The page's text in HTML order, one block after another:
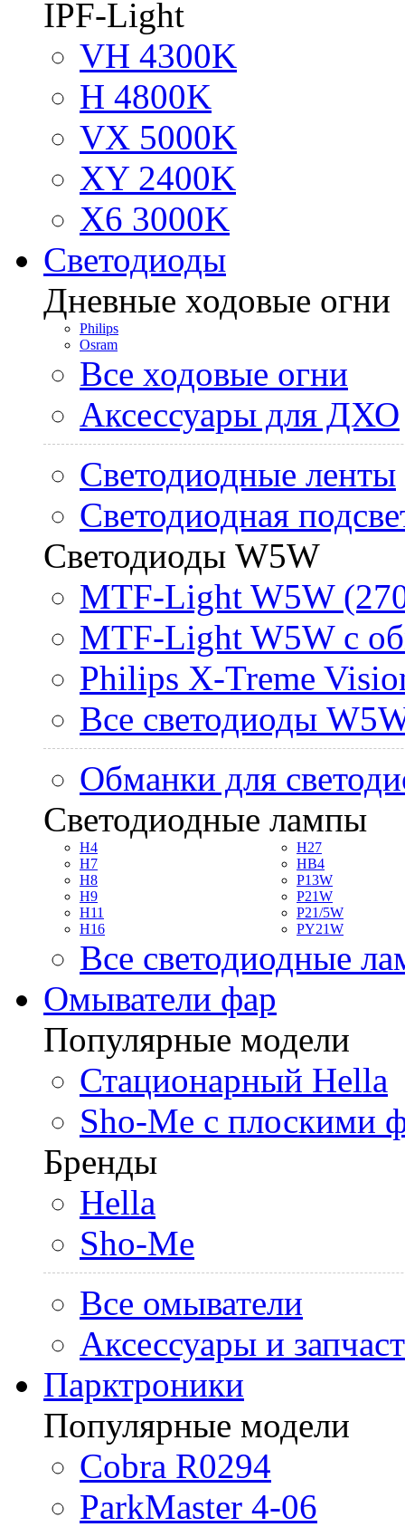
IPF-Light
VH 4300K
H 4800K
VX 5000K
XY 2400K
X6 3000K
Светодиоды
Дневные ходовые огни
Philips
Osram
Все ходовые огни
Аксессуары для ДХО
Светодиодные ленты
Светодиодная
Светодиоды W5W
MTF-Light W5W
MTF-Light W5W с
Philips X-Treme
Все светодиоды
Обманки для
Светодиодные лампы
H4
H7
H8
H9
H11
H16
H27
HB4
P13W
P21W
P21/5W
PY21W
Все светодиодные
Омыватели фар
Популярные модели
Стационарный Hella
Sho-Me с плоскими
Бренды
Hella
Sho-Me
Все омыватели
Аксессуары и
Парктроники
Популярные модели
Cobra R0294
ParkMaster 4-06